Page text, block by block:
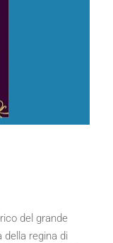
del grande
regina di